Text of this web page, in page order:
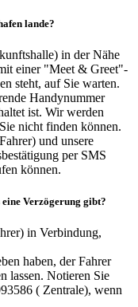
lande?
in der Nähe
einer "Meet & Greet"-
steht, auf Sie warten.
Handynummer
ist. Wir werden
nicht finden können.
und unsere
per SMS
können.
Verzögerung gibt?
in Verbindung,
haben, der Fahrer
lassen. Notieren Sie
( Zentrale), wenn